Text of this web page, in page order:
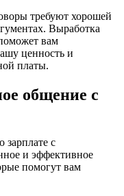
требуют хорошей
Выработка
вам
ценность и
платы.
общение с
зарплате с
и эффективное
помогут вам